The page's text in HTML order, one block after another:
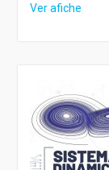
Ver afiche